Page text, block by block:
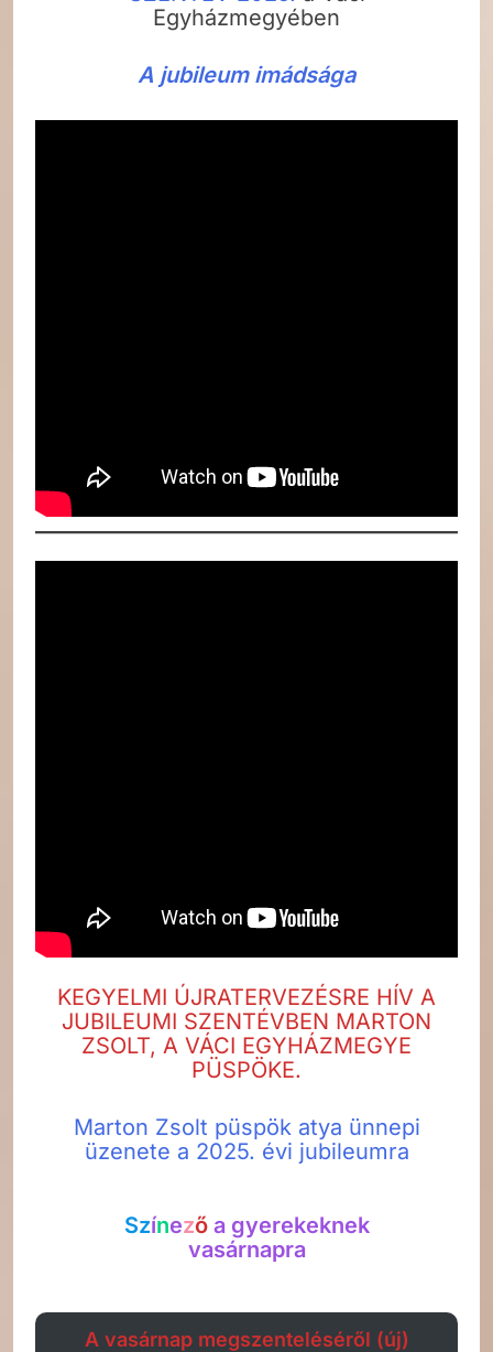
Egyházmegyében
A jubileum imádsága
KEGYELMI ÚJRATERVEZÉSRE HÍV A
JUBILEUMI SZENTÉVBEN MARTON
ZSOLT, A VÁCI EGYHÁZMEGYE
PÜSPÖKE.
Marton Zsolt püspök atya ünnepi
üzenete a 2025. évi jubileumra
Színezőa gyerekeknek
vasárnapra
A vasárnap megszenteléséről (új)